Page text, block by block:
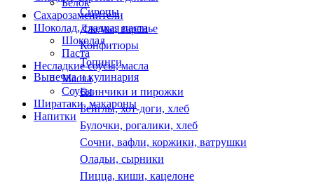
Белок
Сахарозаменители
Шоколад, сладкая паста
Шоколад
Паста
Несладкие соусы, масла
Масла
Соусы
Ширатаки, макароны
Напитки
Сиропы
Джемы, варенье
Конфитюры
Топинги
Выпечка и кулинария
Блинчики и пирожки
Бейглы, хот-доги, хлеб
Булочки, рогалики, хлеб
Сочни, вафли, коржики, ватрушки
Оладьи, сырники
Пицца, киши, кацелоне